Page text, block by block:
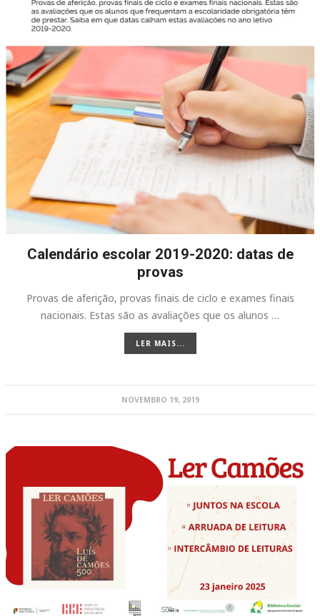
Calendário escolar 2019-2020: datas de
provas
Provas de aferição, provas finais de ciclo e exames finais
nacionais. Estas são as avaliações que os alunos …
LER MAIS...
NOVEMBRO 19, 2019